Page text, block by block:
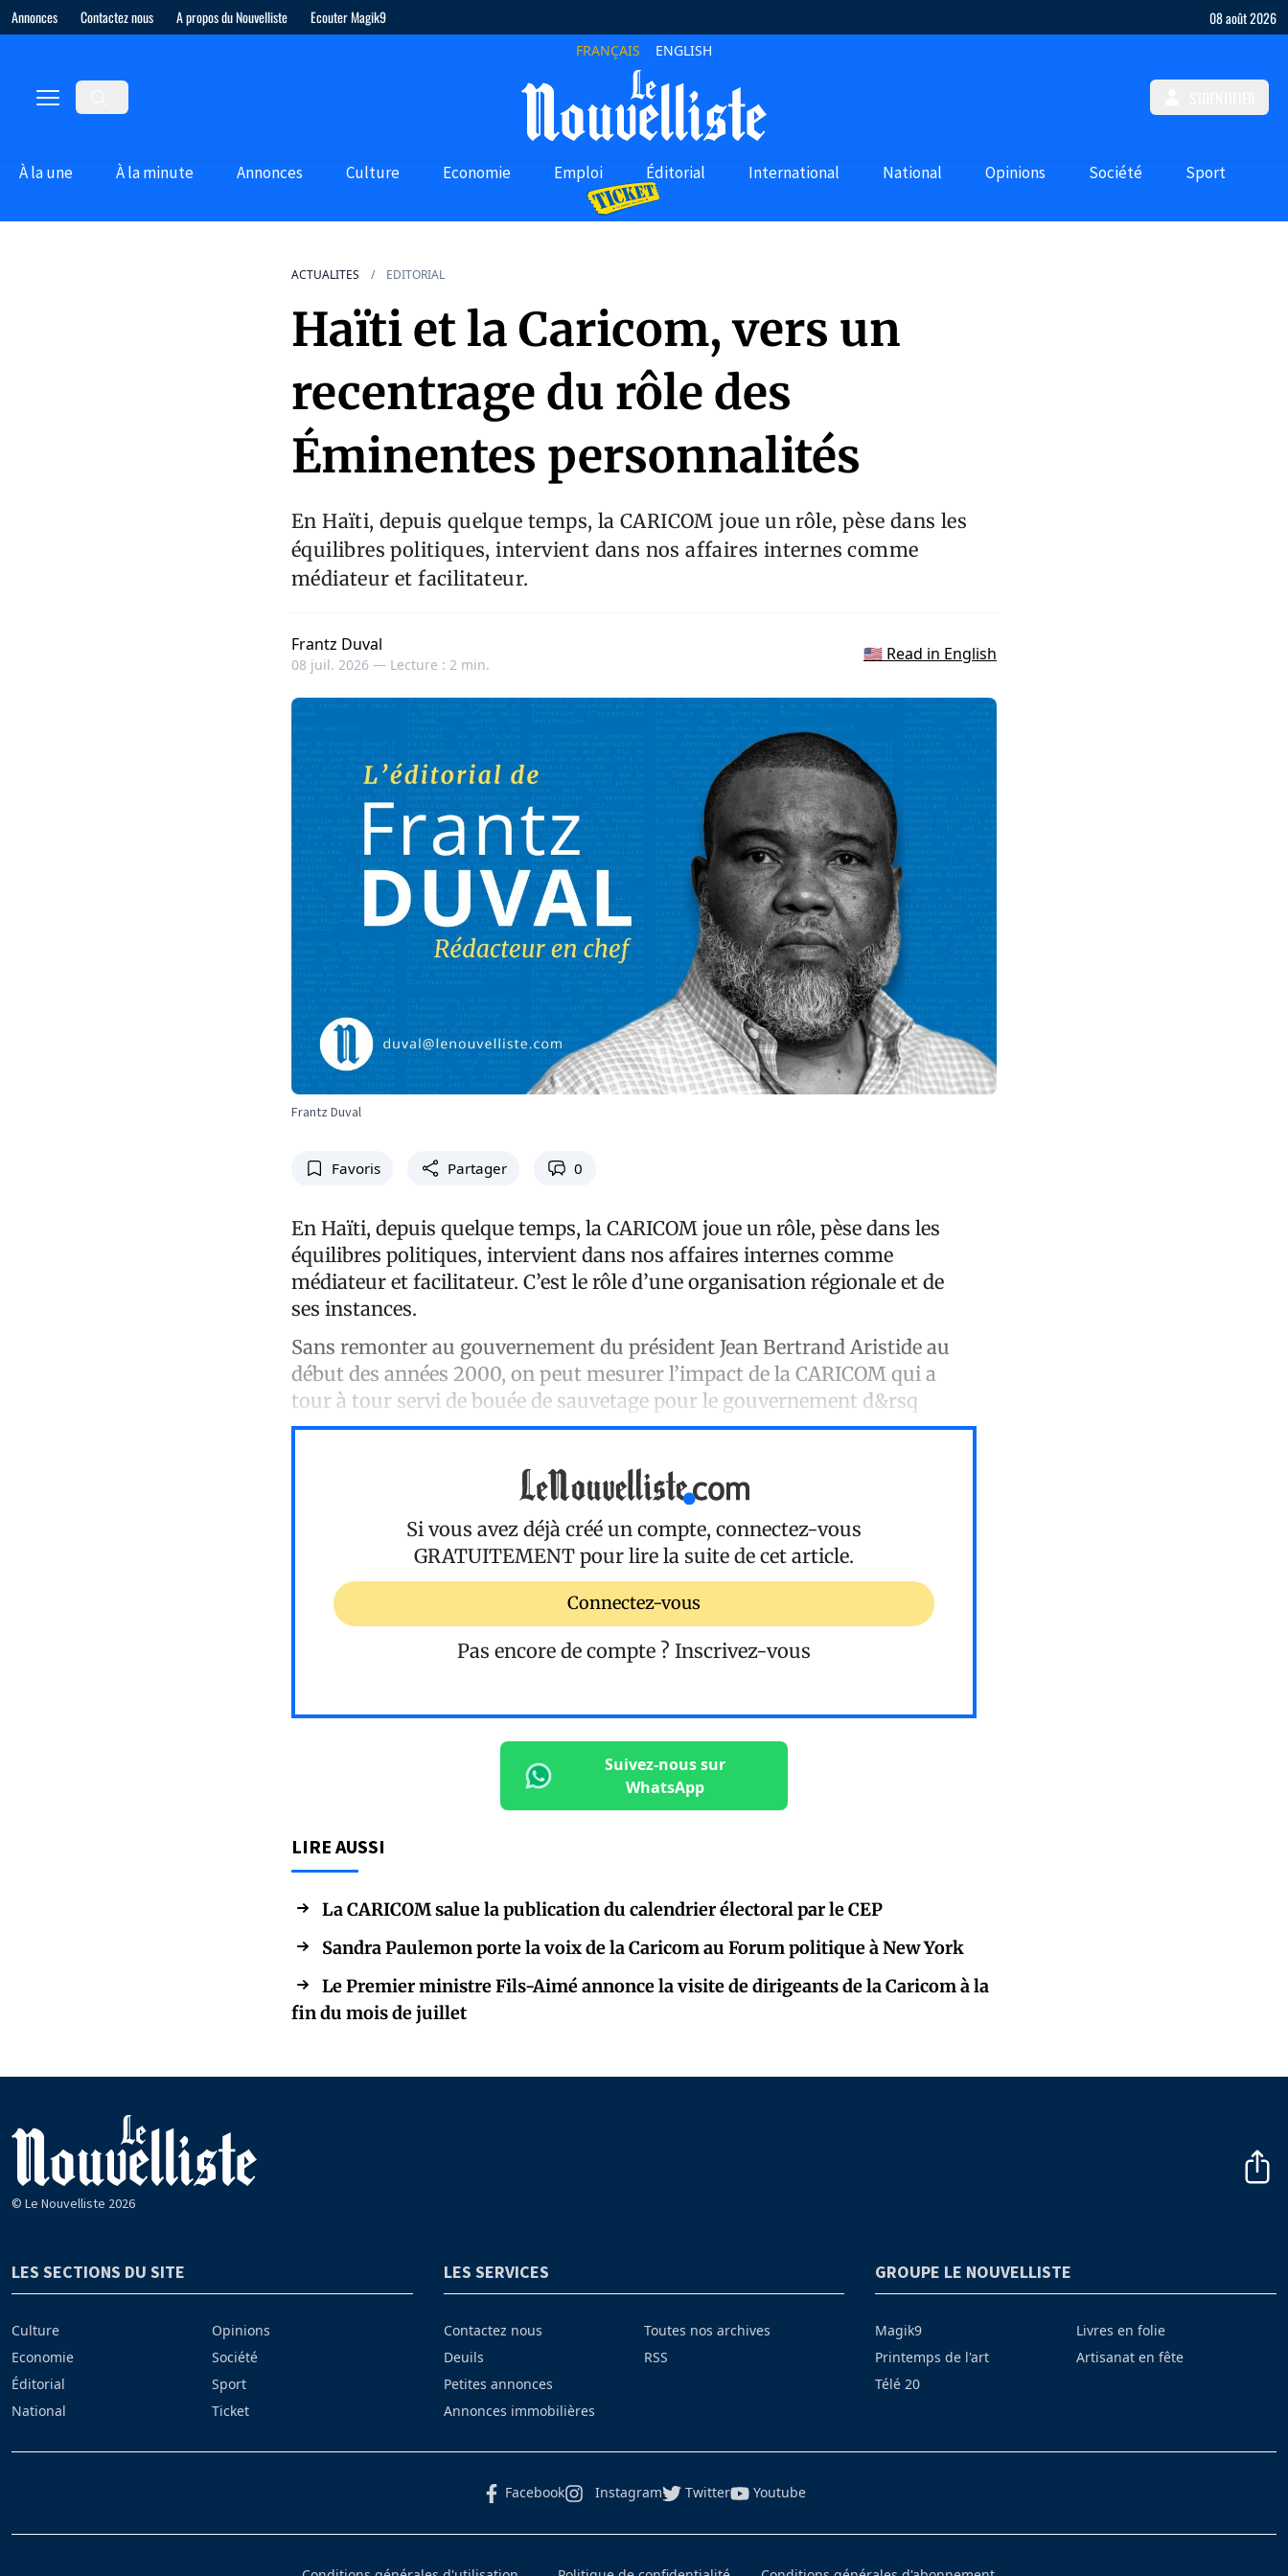
Annonces Contactez nous A propos du Nouvelliste Ecouter Magik9 08 août 2026
FRANÇAIS ENGLISH
À la une À la minute Annonces Culture Economie Emploi Éditorial International National Opinions Société Sport
ACTUALITES EDITORIAL
Haïti et la Caricom, vers un
recentrage du rôle des
Éminentes personnalités
En Haïti, depuis quelque temps, la CARICOM joue un rôle, pèse dans les
équilibres politiques, intervient dans nos affaires internes comme
médiateur et facilitateur.
Frantz Duval
08 juil. 2026 — Lecture : 2 min.
🇺🇸 Read in English
Frantz Duval
Favoris Partager 0
En Haïti, depuis quelque temps, la CARICOM joue un rôle, pèse dans les
équilibres politiques, intervient dans nos affaires internes comme
médiateur et facilitateur. C’est le rôle d’une organisation régionale et de
ses instances.
Sans remonter au gouvernement du président Jean Bertrand Aristide au
début des années 2000, on peut mesurer l’impact de la CARICOM qui a
tour à tour servi de bouée de sauvetage pour le gouvernement d&rsq
Si vous avez déjà créé un compte, connectez-vous
GRATUITEMENT pour lire la suite de cet article.
Connectez-vous
Pas encore de compte ? Inscrivez-vous
Suivez-nous sur
WhatsApp
LIRE AUSSI
La CARICOM salue la publication du calendrier électoral par le CEP
Sandra Paulemon porte la voix de la Caricom au Forum politique à New York
Le Premier ministre Fils-Aimé annonce la visite de dirigeants de la Caricom à la
fin du mois de juillet
© Le Nouvelliste 2026
LES SECTIONS DU SITE
Culture
Economie
Éditorial
National
Opinions
Société
Sport
Ticket
LES SERVICES
Contactez nous
Deuils
Petites annonces
Annonces immobilières
Toutes nos archives
RSS
GROUPE LE NOUVELLISTE
Magik9
Printemps de l'art
Télé 20
Livres en folie
Artisanat en fête
Facebook Instagram Twitter Youtube